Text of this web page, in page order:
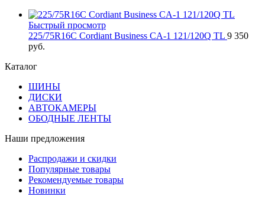
Быстрый просмотр
225/75R16C Cordiant Business CA-1 121/120Q TL 9 350
руб.
Каталог
ШИНЫ
ДИСКИ
АВТОКАМЕРЫ
ОБОДНЫЕ ЛЕНТЫ
Наши предложения
Распродажи и скидки
Популярные товары
Рекомендуемые товары
Новинки